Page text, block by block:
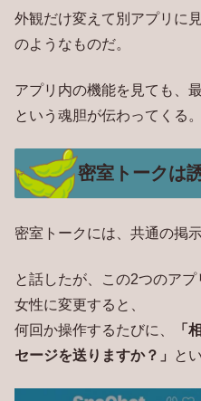
外観だけ変えて別アプリに
のようなものだ。
アプリ内の機能を見ても、
という魂胆が伝わってくる
密室トークは
密室トークには、共通の掲
と話したが、この2つのア
女性に変更すると、
何回か操作するたびに、
「
セージを送りますか？」
と